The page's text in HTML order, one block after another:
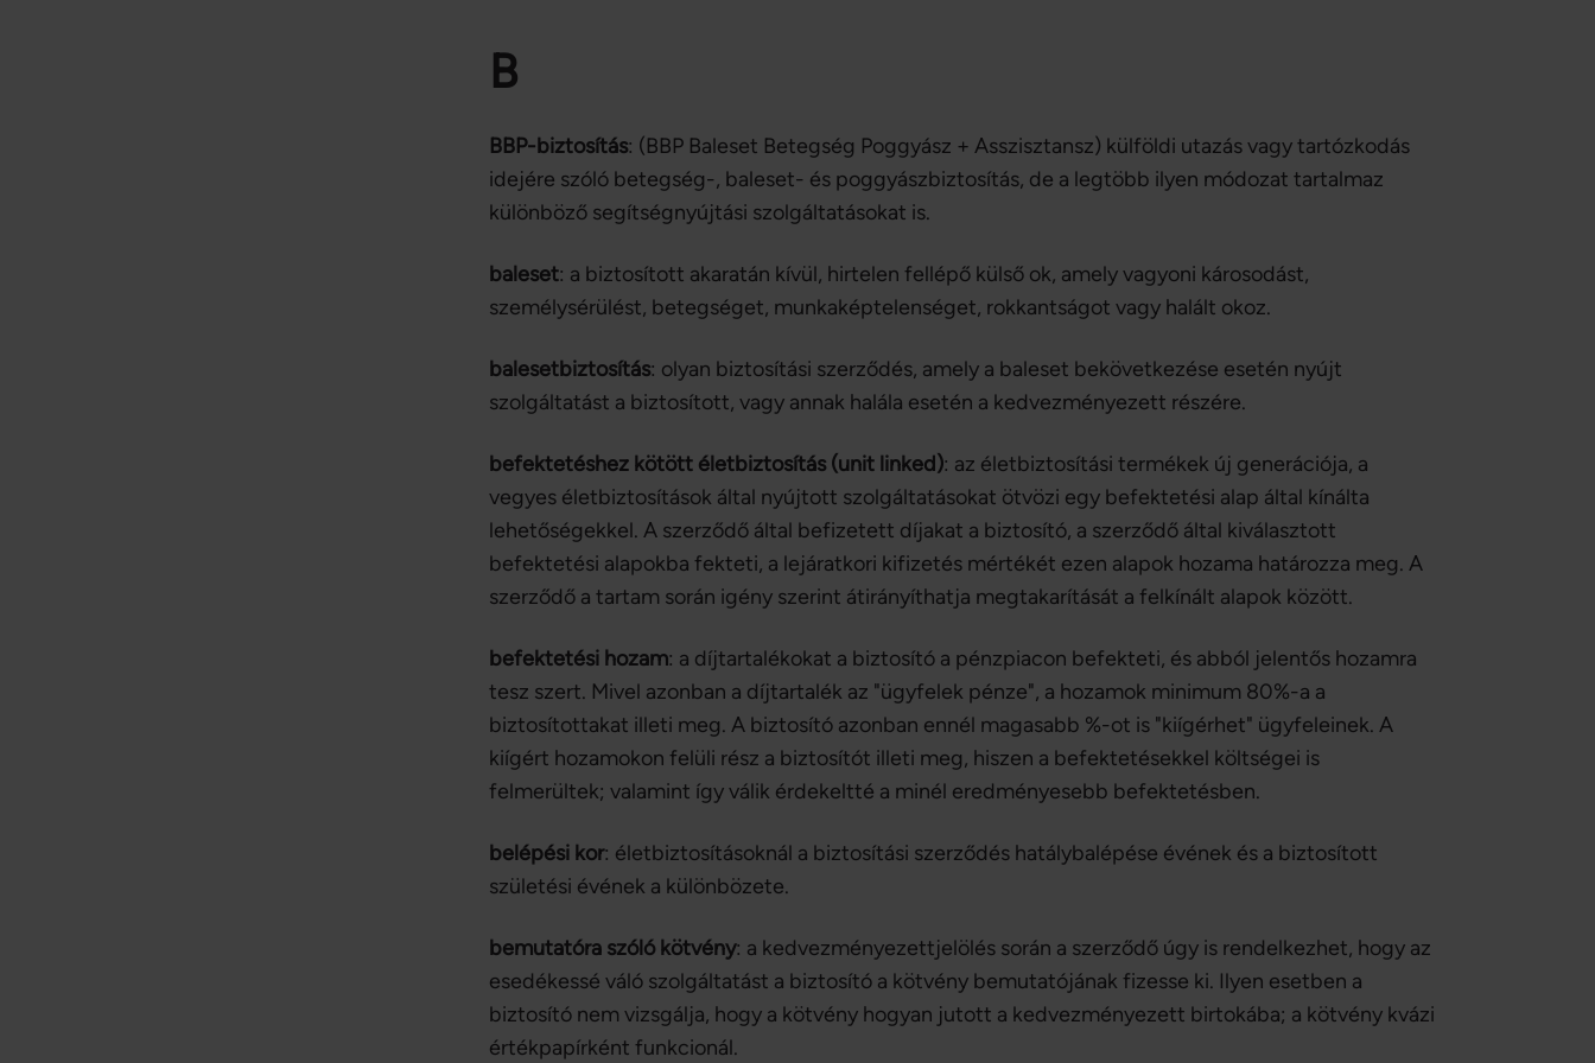
B
BBP-biztosítás: (BBP Baleset Betegség Poggyász + Asszisztansz) külföldi utazás vagy tartózkodás
idejére szóló betegség-, baleset- és poggyászbiztosítás, de a legtöbb ilyen módozat tartalmaz
különböző segítségnyújtási szolgáltatásokat is.
baleset: a biztosított akaratán kívül, hirtelen fellépő külső ok, amely vagyoni károsodást,
személysérülést, betegséget, munkaképtelenséget, rokkantságot vagy halált okoz.
balesetbiztosítás: olyan biztosítási szerződés, amely a baleset bekövetkezése esetén nyújt
szolgáltatást a biztosított, vagy annak halála esetén a kedvezményezett részére.
befektetéshez kötött életbiztosítás (unit linked): az életbiztosítási termékek új generációja, a
vegyes életbiztosítások által nyújtott szolgáltatásokat ötvözi egy befektetési alap által kínálta
lehetőségekkel. A szerződő által befizetett díjakat a biztosító, a szerződő által kiválasztott
befektetési alapokba fekteti, a lejáratkori kifizetés mértékét ezen alapok hozama határozza meg. A
szerződő a tartam során igény szerint átirányíthatja megtakarítását a felkínált alapok között.
befektetési hozam: a díjtartalékokat a biztosító a pénzpiacon befekteti, és abból jelentős hozamra
tesz szert. Mivel azonban a díjtartalék az "ügyfelek pénze", a hozamok minimum 80%-a a
biztosítottakat illeti meg. A biztosító azonban ennél magasabb %-ot is "kiígérhet" ügyfeleinek. A
kiígért hozamokon felüli rész a biztosítót illeti meg, hiszen a befektetésekkel költségei is
felmerültek; valamint így válik érdekeltté a minél eredményesebb befektetésben.
belépési kor: életbiztosításoknál a biztosítási szerződés hatálybalépése évének és a biztosított
születési évének a különbözete.
bemutatóra szóló kötvény: a kedvezményezettjelölés során a szerződő úgy is rendelkezhet, hogy az
esedékessé váló szolgáltatást a biztosító a kötvény bemutatójának fizesse ki. Ilyen esetben a
biztosító nem vizsgálja, hogy a kötvény hogyan jutott a kedvezményezett birtokába; a kötvény kvázi
értékpapírként funkcionál.